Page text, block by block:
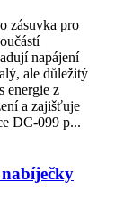
zásuvka pro
napájení
ale důležitý
energie z
a zajišťuje
DC-099 p...